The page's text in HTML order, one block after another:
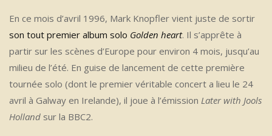
En ce mois d’avril 1996, Mark Knopfler vient juste de sortir
son tout premier album solo Golden heart. Il s’apprête à
partir sur les scènes d’Europe pour environ 4 mois, jusqu’au
milieu de l’été. En guise de lancement de cette première
tournée solo (dont le premier véritable concert a lieu le 24
avril à Galway en Irelande), il joue à l’émission Later with Jools
Holland sur la BBC2.